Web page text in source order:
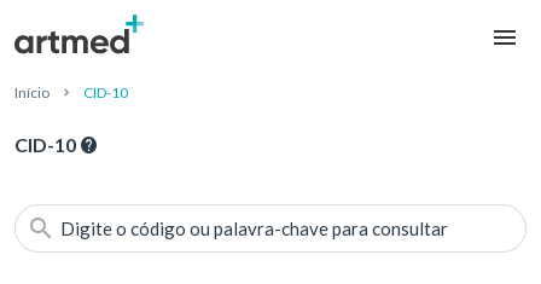
Início CID-10
CID-10
Digite o código ou palavra-chave para consultar